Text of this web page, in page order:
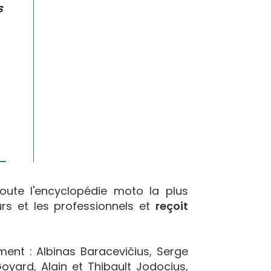
l'encyclopédie moto la plus
et les professionnels et reçoit
: Albinas Baracevičius, Serge
Alain et Thibault Jodocius,